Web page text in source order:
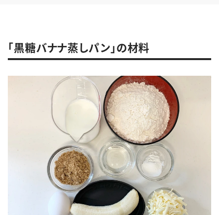
「黒糖バナナ蒸しパン」の材料